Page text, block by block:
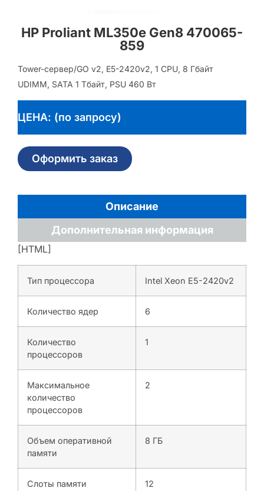
HP Proliant ML350e Gen8 470065-
859
Tower-сервер/GO v2, E5-2420v2, 1 CPU, 8 Гбайт
UDIMM, SATA 1 Тбайт, PSU 460 Вт
ЦЕНА: (по запросу)
Оформить заказ
Описание
Дополнительная информация
[HTML]
Тип процессора Intel Xeon E5-2420v2
Количество ядер 6
Количество
процессоров
1
Максимальное
количество
процессоров
2
Объем оперативной
памяти
8 ГБ
Слоты памяти 12